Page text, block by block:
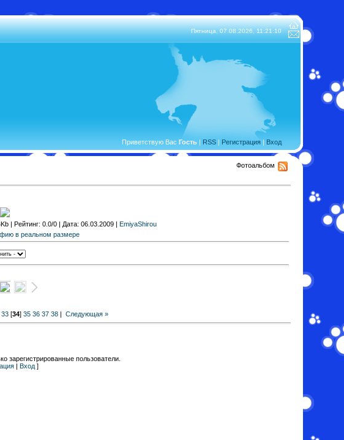
Пятница, 07.08.2026,11:21:10
Приветствую Вас Гость| RSS| Регистрация| Вход
Фотоальбом
| Рейтинг: 0.0/0 | Дата: 06.03.2009 | EmiyaShirou
в реальном размере
33[34] 35 36 37 38| Следующая »
зарегистрированные пользователи.
| Вход]